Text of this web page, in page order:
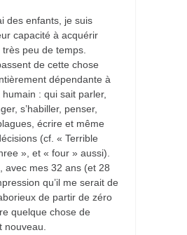
des enfants, je suis
capacité à acquérir
peu de temps.
de cette chose
dépendante à
: qui sait parler,
s’habiller, penser,
écrire et même
(cf. « Terrible
», et « four » aussi).
avec mes 32 ans (et 28
qu’il me serait de
de partir de zéro
quelque chose de
nouveau.